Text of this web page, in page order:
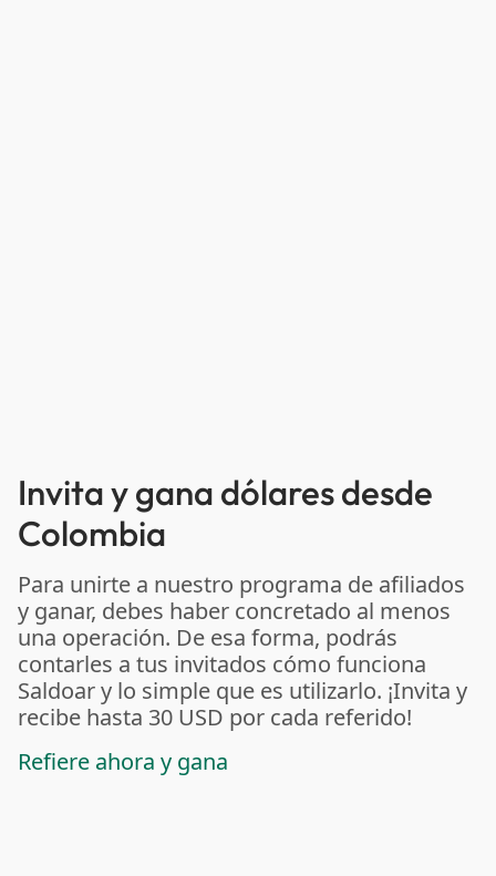
Invita y gana dólares desde
Colombia
Para unirte a nuestro programa de afiliados
y ganar, debes haber concretado al menos
una operación. De esa forma, podrás
contarles a tus invitados cómo funciona
Saldoar y lo simple que es utilizarlo. ¡Invita y
recibe hasta 30 USD por cada referido!
Refiere ahora y gana